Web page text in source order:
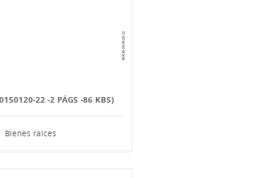
22 -2 PÁGS -86 KBS)
Bienes raíces